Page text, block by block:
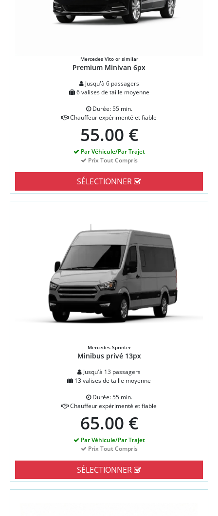
Mercedes Vito or similar
Premium Minivan 6px
Jusqu'à 6 passagers
6 valises de taille moyenne
Durée: 55 min.
Chauffeur expérimenté et fiable
55.00 €
Par Véhicule/Par Trajet
Prix Tout Compris
SÉLECTIONNER
Mercedes Sprinter
Minibus privé 13px
Jusqu'à 13 passagers
13 valises de taille moyenne
Durée: 55 min.
Chauffeur expérimenté et fiable
65.00 €
Par Véhicule/Par Trajet
Prix Tout Compris
SÉLECTIONNER